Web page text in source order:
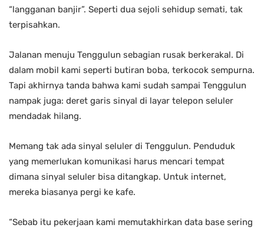
“langganan banjir”. Seperti dua sejoli sehidup semati, tak
terpisahkan.
Jalanan menuju Tenggulun sebagian rusak berkerakal. Di
dalam mobil kami seperti butiran boba, terkocok sempurna.
Tapi akhirnya tanda bahwa kami sudah sampai Tenggulun
nampak juga: deret garis sinyal di layar telepon seluler
mendadak hilang.
Memang tak ada sinyal seluler di Tenggulun. Penduduk
yang memerlukan komunikasi harus mencari tempat
dimana sinyal seluler bisa ditangkap. Untuk internet,
mereka biasanya pergi ke kafe.
“Sebab itu pekerjaan kami memutakhirkan data base sering